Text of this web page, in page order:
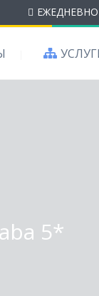
ЕЖЕДНЕВНО
5*